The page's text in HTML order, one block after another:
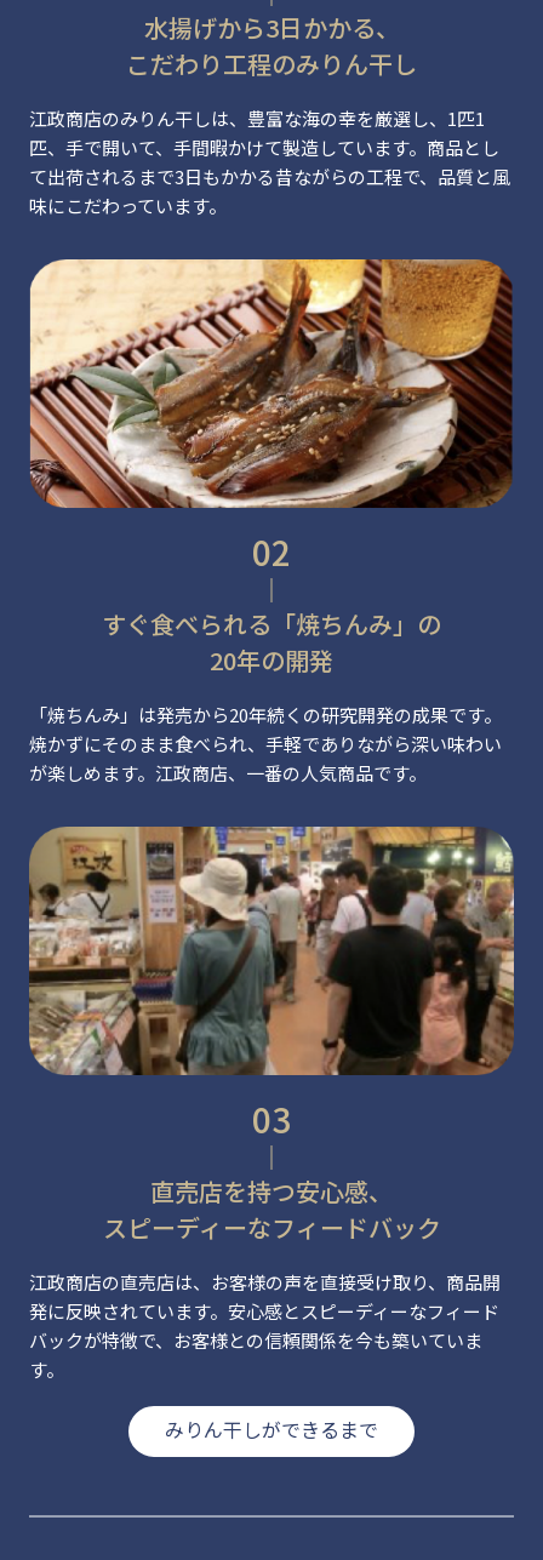
水揚げから3日かかる、
こだわり工程のみりん干し
江政商店のみりん干しは、豊富な海の幸を厳選し、1匹1
匹、手で開いて、手間暇かけて製造しています。商品とし
て出荷されるまで3日もかかる昔ながらの工程で、品質と風
味にこだわっています。
すぐ食べられる「焼ちんみ」の
20年の開発
「焼ちんみ」は発売から20年続くの研究開発の成果です。
焼かずにそのまま食べられ、手軽でありながら深い味わい
が楽しめます。江政商店、一番の人気商品です。
直売店を持つ安心感、
スピーディーなフィードバック
江政商店の直売店は、お客様の声を直接受け取り、商品開
発に反映されています。安心感とスピーディーなフィード
バックが特徴で、お客様との信頼関係を今も築いていま
す。
みりん干しができるまで